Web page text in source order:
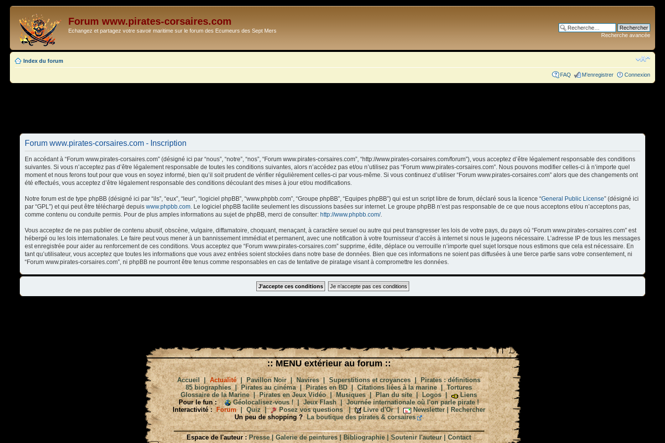
Forum www.pirates-corsaires.com
Echangez et partagez votre savoir maritime sur le forum des Ecumeurs des Sept Mers
Recherche avancée
Index du forum
FAQ M’enregistrer Connexion
Forum www.pirates-corsaires.com - Inscription
En accédant à “Forum www.pirates-corsaires.com” (désigné ici par “nous”, “notre”, “nos”, “Forum www.pirates-corsaires.com”, “http://www.pirates-corsaires.com/forum”), vous acceptez d’être légalement responsable des conditions
suivantes. Si vous n’acceptez pas d’être légalement responsable de toutes les conditions suivantes, alors n’accédez pas et/ou n’utilisez pas “Forum www.pirates-corsaires.com”. Nous pouvons modifier celles-ci à n’importe quel
moment et nous ferons tout pour que vous en soyez informé, bien qu’il soit prudent de vérifier régulièrement celles-ci par vous-même. Si vous continuez d’utiliser “Forum www.pirates-corsaires.com” alors que des changements ont
été effectués, vous acceptez d’être légalement responsable des conditions découlant des mises à jour et/ou modifications.
Notre forum est de type phpBB (désigné ici par “ils”, “eux”, “leur”, “logiciel phpBB”, “www.phpbb.com”, “Groupe phpBB”, “Equipes phpBB”) qui est un script libre de forum, déclaré sous la licence “General Public License” (désigné ici
par “GPL”) et qui peut être téléchargé depuis www.phpbb.com. Le logiciel phpBB facilite seulement les discussions basées sur internet. Le groupe phpBB n’est pas responsable de ce que nous acceptons et/ou n’acceptons pas,
comme contenu ou conduite permis. Pour de plus amples informations au sujet de phpBB, merci de consulter: http://www.phpbb.com/.
Vous acceptez de ne pas publier de contenu abusif, obscène, vulgaire, diffamatoire, choquant, menaçant, à caractère sexuel ou autre qui peut transgresser les lois de votre pays, du pays où “Forum www.pirates-corsaires.com” est
hébergé ou les lois internationales. Le faire peut vous mener à un bannissement immédiat et permanent, avec une notification à votre fournisseur d’accès à internet si nous le jugeons nécessaire. L’adresse IP de tous les messages
est enregistrée pour aider au renforcement de ces conditions. Vous acceptez que “Forum www.pirates-corsaires.com” supprime, édite, déplace ou verrouille n’importe quel sujet lorsque nous estimons que cela est nécessaire. En
tant qu’utilisateur, vous acceptez que toutes les informations que vous avez entrées soient stockées dans notre base de données. Bien que ces informations ne soient pas diffusées à une tierce partie sans votre consentement, ni
“Forum www.pirates-corsaires.com”, ni phpBB ne pourront être tenus comme responsables en cas de tentative de piratage visant à compromettre les données.
:: MENU extérieur au forum ::
Accueil |Actualité|Pavillon Noir|Navires|Superstitions et croyances|Pirates : définitions
85 biographies| Pirates au cinéma|Pirates en BD|Citations liées à la marine|Tortures
Glossaire de la Marine|Pirates en Jeux Vidéo|Musiques|Plan du site|Logos|
Liens
Pour le fun :
Géolocalisez-vous !|Jeux Flash|Journée internationale où l'on parle pirate !
Interactivité : Forum| Quiz| Posez vos questions| Livre d'Or| Newsletter| Rechercher
Un peu de shopping ?
La boutique des pirates & corsaires
Espace de l'auteur : Presse|Galerie de peintures|Bibliographie|Soutenir l'auteur|Contact